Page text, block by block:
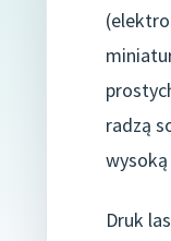
radzą
Druk